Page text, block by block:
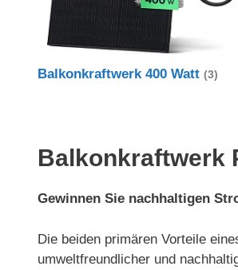
Balkonkraftwerk 400 Watt (3)
Balkonkraftwerk
Gewinnen Sie nachhaltigen
Die beiden primären Vorteile
umweltfreundlicher und